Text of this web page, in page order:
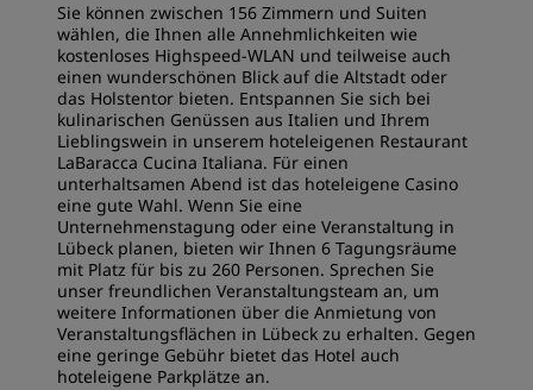
Sie können zwischen 156 Zimmern und Suiten
wählen, die Ihnen alle Annehmlichkeiten wie
kostenloses Highspeed-WLAN und teilweise auch
einen wunderschönen Blick auf die Altstadt oder
das Holstentor bieten. Entspannen Sie sich bei
kulinarischen Genüssen aus Italien und Ihrem
Lieblingswein in unserem hoteleigenen Restaurant
LaBaracca Cucina Italiana. Für einen
unterhaltsamen Abend ist das hoteleigene Casino
eine gute Wahl. Wenn Sie eine
Unternehmenstagung oder eine Veranstaltung in
Lübeck planen, bieten wir Ihnen 6 Tagungsräume
mit Platz für bis zu 260 Personen. Sprechen Sie
unser freundlichen Veranstaltungsteam an, um
weitere Informationen über die Anmietung von
Veranstaltungsflächen in Lübeck zu erhalten. Gegen
eine geringe Gebühr bietet das Hotel auch
hoteleigene Parkplätze an.